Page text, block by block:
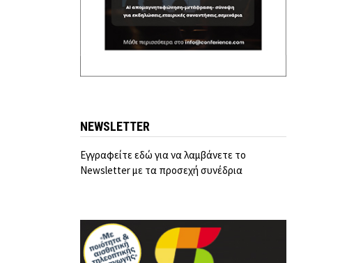
NEWSLETTER
Εγγραφείτε εδώ για να λαμβάνετε το
Newsletter με τα προσεχή συνέδρια